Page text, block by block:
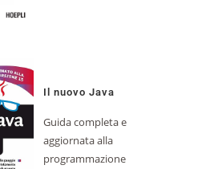
Il nuovo Java
Guida completa e
aggiornata alla
programmazione